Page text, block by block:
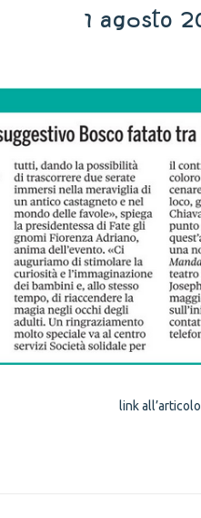
1 agosto
link all’articolo